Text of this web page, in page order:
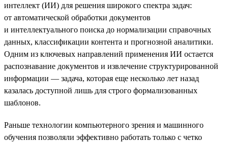
интеллект (ИИ) для решения широкого спектра задач:
от автоматической обработки документов
и интеллектуального поиска до нормализации справочных
данных, классификации контента и прогнозной аналитики.
Одним из ключевых направлений применения ИИ остается
распознавание документов и извлечение структурированной
информации — задача, которая еще несколько лет назад
казалась доступной лишь для строго формализованных
шаблонов.
Раньше технологии компьютерного зрения и машинного
обучения позволяли эффективно работать только с четко